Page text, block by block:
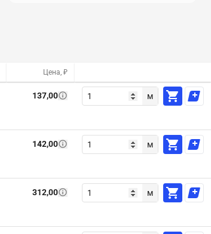
Цена, ₽
137,00 м
142,00 м
312,00 м